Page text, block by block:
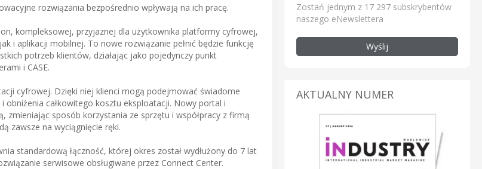
rozwiązania bezpośrednio wpływają na ich pracę.
kompleksowej, przyjaznej dla użytkownika platformy cyfrowej,
i aplikacji mobilnej. To nowe rozwiązanie pełnić będzie funkcję
potrzeb klientów, działając jako pojedynczy punkt
i CASE.
cyfrowej. Dzięki niej klienci mogą podejmować świadome
całkowitego kosztu eksploatacji. Nowy portal i
sposób korzystania ze sprzętu i współpracy z firmą
zawsze na wyciągnięcie ręki.
standardową łączność, której okres został wydłużony do 7 lat
serwisowe obsługiwane przez Connect Center.
Zostań jednym z 17 297 subskrybentów
naszego eNewslettera
Wyślij
AKTUALNY NUMER